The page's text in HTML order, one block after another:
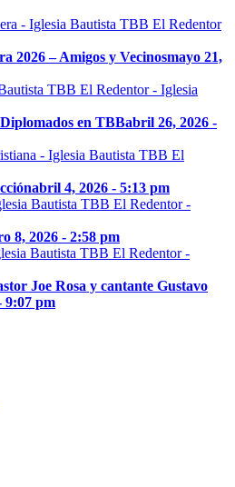
2026 – Amigos y Vecinosmayo 21,
en TBBabril 26, 2026 -
abril 4, 2026 - 5:13 pm
8, 2026 - 2:58 pm
Joe Rosa y cantante Gustavo
9:07 pm